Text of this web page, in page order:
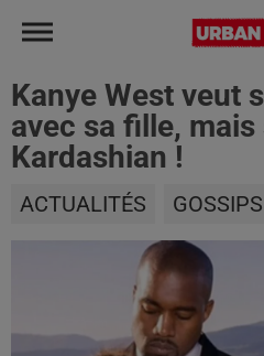
Kanye West veut
avec sa fille, mais
Kardashian !
ACTUALITÉS GOSSIPS